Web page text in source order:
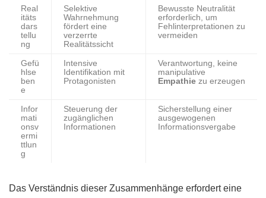
Real
itäts
dars
tellu
ng
Selektive
Wahrnehmung
fördert eine
verzerrte
Realitätssicht
Bewusste Neutralität
erforderlich, um
Fehlinterpretationen zu
vermeiden
Gefü
hlse
ben
e
Intensive
Identifikation mit
Protagonisten
Verantwortung, keine
manipulative
Empathie zu erzeugen
Infor
mati
onsv
ermi
ttlun
g
Steuerung der
zugänglichen
Informationen
Sicherstellung einer
ausgewogenen
Informationsvergabe
Das Verständnis dieser Zusammenhänge erfordert eine